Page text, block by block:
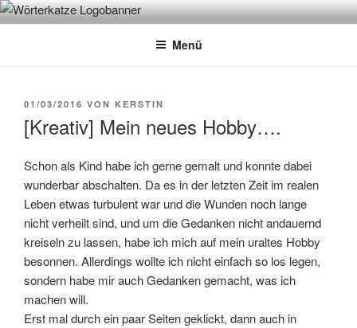
Zum
InhaltWÖRTERKATZE
Von Büchern erzählen
Menü
VERÖFFENTLICHT
01/03/2016 VON KERSTIN
[Kreativ] Mein neues Hobby….
Schon als Kind habe ich gerne gemalt und konnte dabei
wunderbar abschalten. Da es in der letzten Zeit im realen
Leben etwas turbulent war und die Wunden noch lange
nicht verheilt sind, und um die Gedanken nicht andauernd
kreiseln zu lassen, habe ich mich auf mein uraltes Hobby
besonnen. Allerdings wollte ich nicht einfach so los legen,
sondern habe mir auch Gedanken gemacht, was ich
machen will.
Erst mal durch ein paar Seiten geklickt, dann auch in